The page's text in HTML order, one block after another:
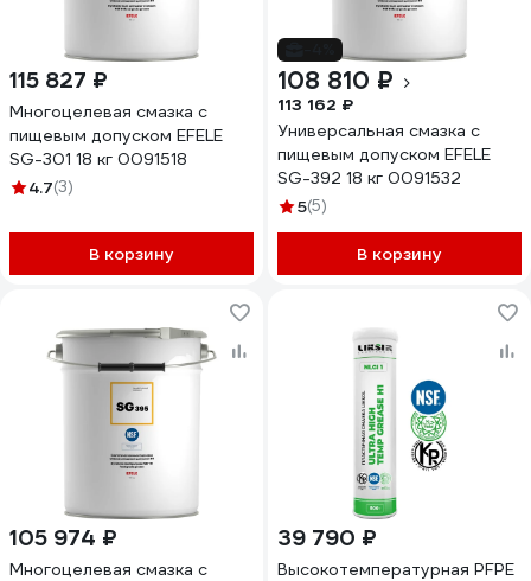
115 827 ₽
Многоцелевая смазка с
пищевым допуском EFELE
SG-301 18 кг 0091518
4.7(3)
В корзину
108 810 ₽
113 162 ₽
Универсальная смазка с
пищевым допуском EFELE
SG-392 18 кг 0091532
5(5)
В корзину
105 974 ₽
Многоцелевая смазка с
39 790 ₽
Высокотемпературная PFPE